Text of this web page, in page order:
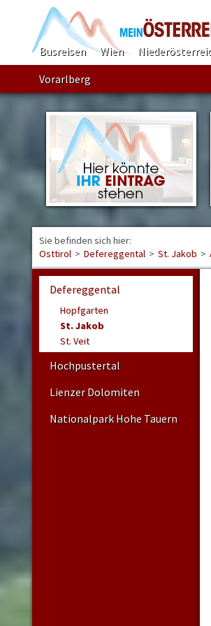
Busreisen Wien
Vorarlberg
Sie befinden sich hier:
Osttirol > Defereggental > St. Jakob >
Defereggental
Hopfgarten
St. Jakob
St. Veit
Hochpustertal
Lienzer Dolomiten
Nationalpark Hohe Tauern